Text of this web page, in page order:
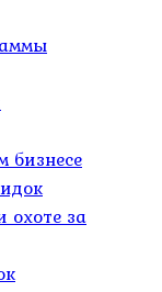
бизнесе
за